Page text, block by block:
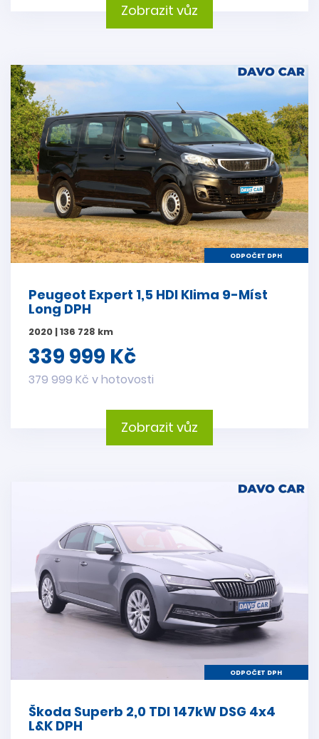
Zobrazit vůz
ODPOČET DPH
Peugeot Expert 1,5 HDI Klima 9-Míst
Long DPH
2020 | 136 728 km
339 999 Kč
379 999 Kč v hotovosti
Zobrazit vůz
ODPOČET DPH
Škoda Superb 2,0 TDI 147kW DSG 4x4
L&K DPH